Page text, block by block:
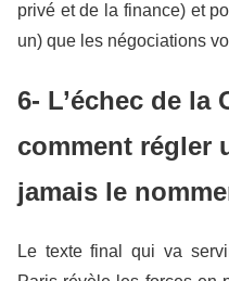
privé et de la finance) et
un) que les négociations
6- L’échec de la
comment régler
jamais le
Le texte final qui va